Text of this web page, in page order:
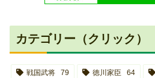
カテゴリー（クリック）
戦国武将 79 徳川家臣 64